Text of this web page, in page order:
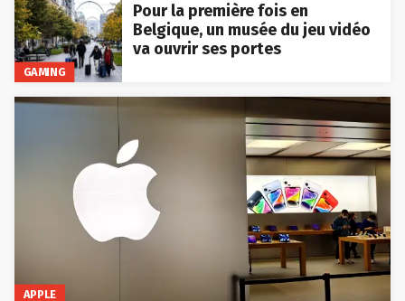
GAMING
Pour la première fois en
Belgique, un musée du jeu vidéo
va ouvrir ses portes
APPLE